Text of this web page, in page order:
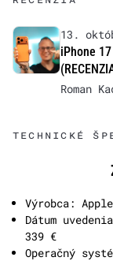
13.
iPhone
Roman
TECHNICKÉ
Výrobca: Apple
Dátum
339 €
Operačný